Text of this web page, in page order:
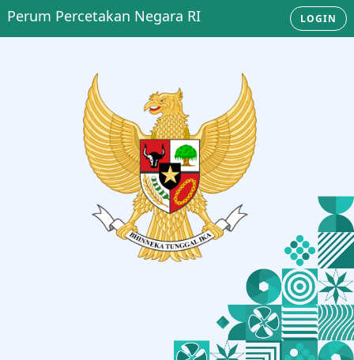
Perum Percetakan Negara RI LOGIN